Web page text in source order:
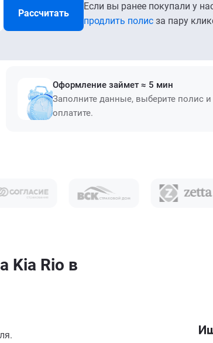
Рассчитать
Если вы ранее покупали у
продлить полис за пару
Оформление займет ≈ 5 мин
Заполните данные, выберите полис и
оплатите.
Kia Rio в